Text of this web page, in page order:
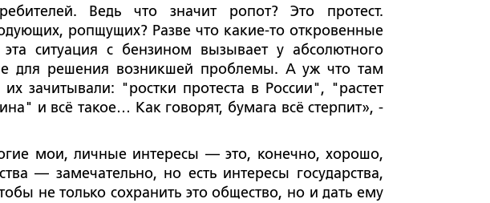
Ведь что значит ропот? Это протест.
ропщущих? Разве что какие-то откровенные
ситуация с бензином вызывает у абсолютного
для решения возникшей проблемы. А уж что там
зачитывали: "ростки протеста в России", "растет
и всё такое… Как говорят, бумага всё стерпит», -
мои, личные интересы — это, конечно, хорошо,
— замечательно, но есть интересы государства,
не только сохранить это общество, но и дать ему